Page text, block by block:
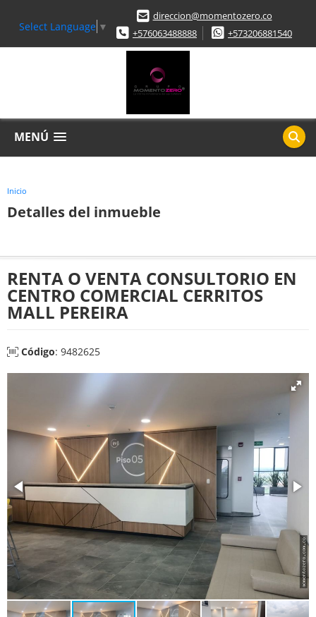
Select Language ▼
direccion@momentozero.co
+576063488888
+573206881540
MENÚ
Inicio
Detalles del inmueble
RENTA O VENTA CONSULTORIO EN
CENTRO COMERCIAL CERRITOS
MALL PEREIRA
Código: 9482625